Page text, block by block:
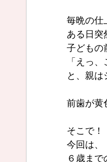
毎晩の仕
ある日突
子どもの
「えっ
と、親は
前歯が黄
そこで！
今回は、
６歳まで